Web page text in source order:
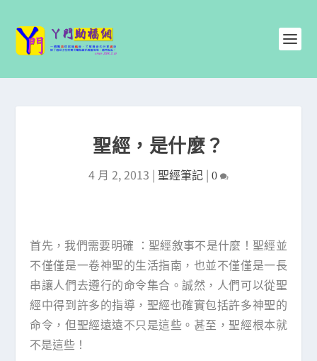
聖經，是什麼？
4 月 2, 2013 | 聖經筆記 | 0
首先，我們需要明確 ：聖經敘事不是什麼！聖經並
不僅僅是一卷神聖的生活指南，也並不僅僅是一長
串讓人們去遵行的命令集合。誠然，人們可以從聖
經中得到許多的指導，聖經也確實包括許多神聖的
命令，但聖經遠遠不只是這些。甚至，聖經根本就
不是這些！